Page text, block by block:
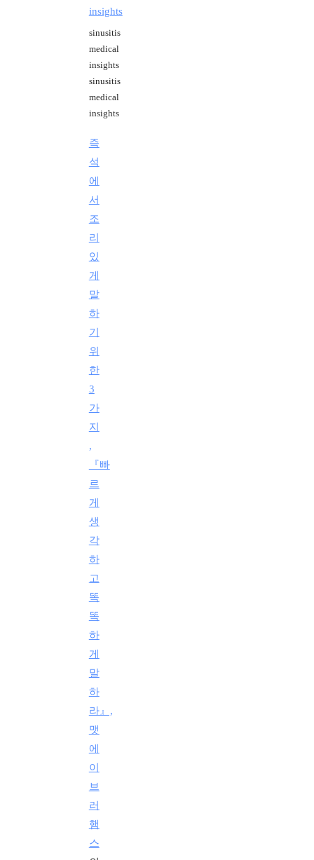
insights
sinusitis
medical
insights
sinusitis
medical
insights
즉
석
에
서
조
리
있
게
말
하
기
위
한
3
가
지
,
『빠
르
게
생
각
하
고
똑
똑
하
게
말
하
라』,
맷
에
이
브
러
햄
스